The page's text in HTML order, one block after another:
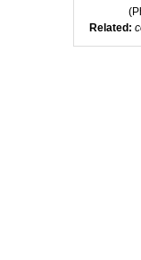
(
Related: